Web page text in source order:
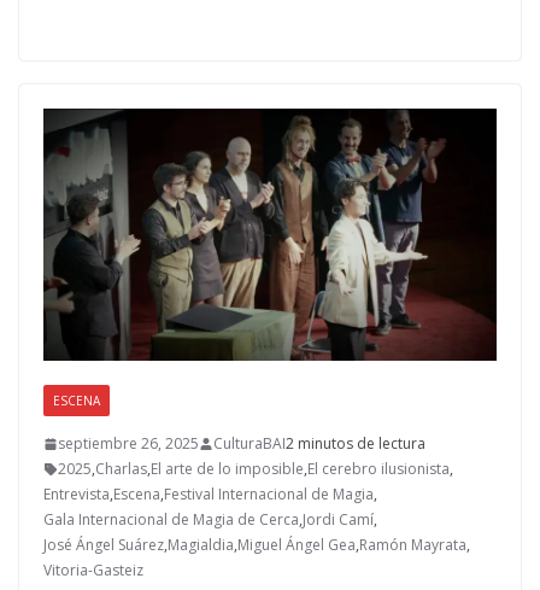
o
o
k
o ar
ti
r
ESCENA
septiembre 26, 2025 CulturaBAI2 minutos de lectura
2025,Charlas,El arte de lo imposible,El cerebro ilusionista,
Entrevista,Escena,Festival Internacional de Magia,
Gala Internacional de Magia de Cerca,Jordi Camí,
José Ángel Suárez,Magialdia,Miguel Ángel Gea,Ramón Mayrata,
Vitoria-Gasteiz